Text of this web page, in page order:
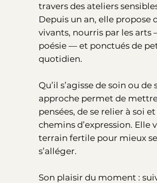
travers des ateliers
Depuis un an, elle propose
vivants, nourris par les
poésie — et ponctués de
quotidien.
Qu’il s’agisse de soin ou
approche permet de
pensées, de se relier à soi
chemins d’expression. Elle
terrain fertile pour mieux
s’alléger.
Son plaisir du moment :